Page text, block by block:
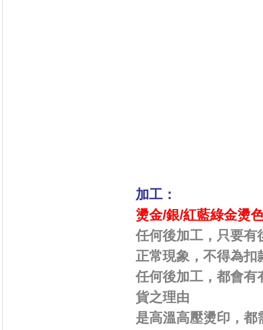
加工：
燙金/銀/紅藍綠金燙
任何後加工，只要有
正常現象，不得為扣
任何後加工，都會
貨之理由
是高溫高壓燙印，都